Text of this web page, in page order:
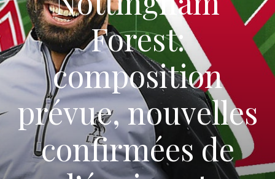
Forest:
composition
prévue, nouvelles
confirmées de